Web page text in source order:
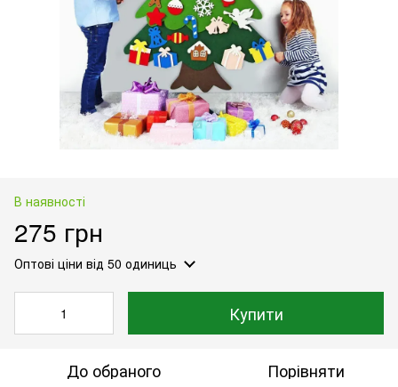
В наявності
275 грн
Оптові ціни від 50 одиниць
Купити
До обраного Порівняти